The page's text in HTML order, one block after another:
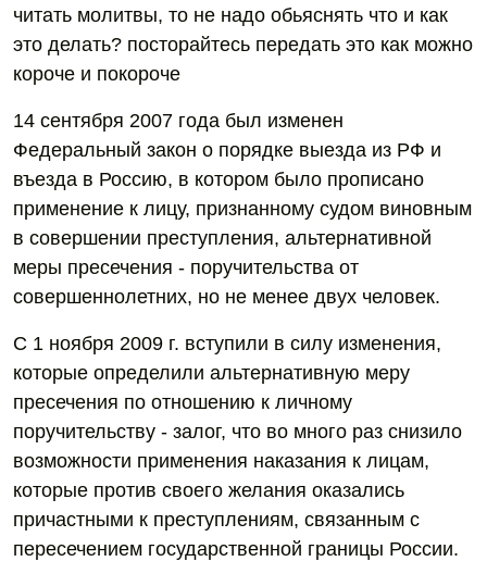
читать молитвы, то не надо обьяснять что и как
это делать? посторайтесь передать это как можно
короче и покороче
14 сентября 2007 года был изменен
Федеральный закон о порядке выезда из РФ и
въезда в Россию, в котором было прописано
применение к лицу, признанному судом виновным
в совершении преступления, альтернативной
меры пресечения - поручительства от
совершеннолетних, но не менее двух человек.
С 1 ноября 2009 г. вступили в силу изменения,
которые определили альтернативную меру
пресечения по отношению к личному
поручительству - залог, что во много раз снизило
возможности применения наказания к лицам,
которые против своего желания оказались
причастными к преступлениям, связанным с
пересечением государственной границы России.